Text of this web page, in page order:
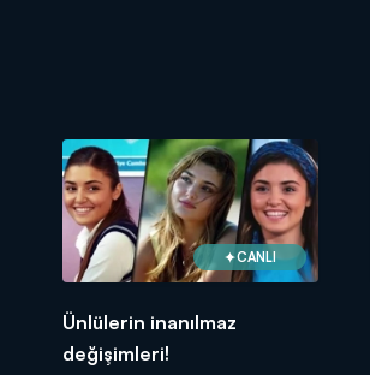
CANLI
Ünlülerin inanılmaz
değişimleri!